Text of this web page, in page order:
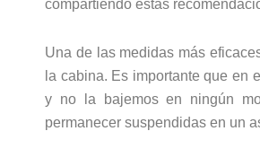
compartiendo estas
Una de las medidas más
la cabina. Es importante que en
y no la bajemos en ningún
permanecer suspendidas en un